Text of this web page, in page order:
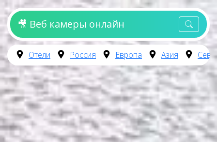
🎥 Веб камеры онлайн
Отели Россия Европа Азия